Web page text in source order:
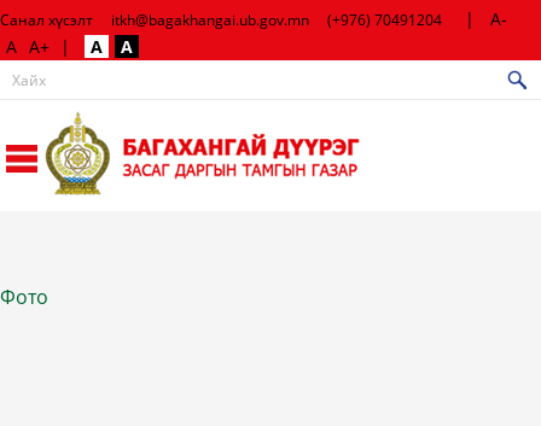
Санал хүсэлт itkh@bagakhangai.ub.gov.mn (+976) 70491204 |
A-
A A+ | A A
Фото